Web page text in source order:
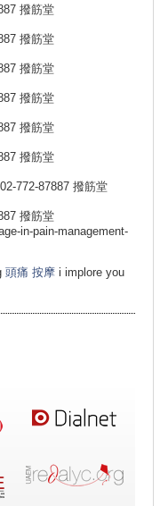
撥筋堂
撥筋堂
撥筋堂
撥筋堂
撥筋堂
撥筋堂
772-87887 撥筋堂
撥筋堂
in-pain-management-
頭痛 按摩 i implore you